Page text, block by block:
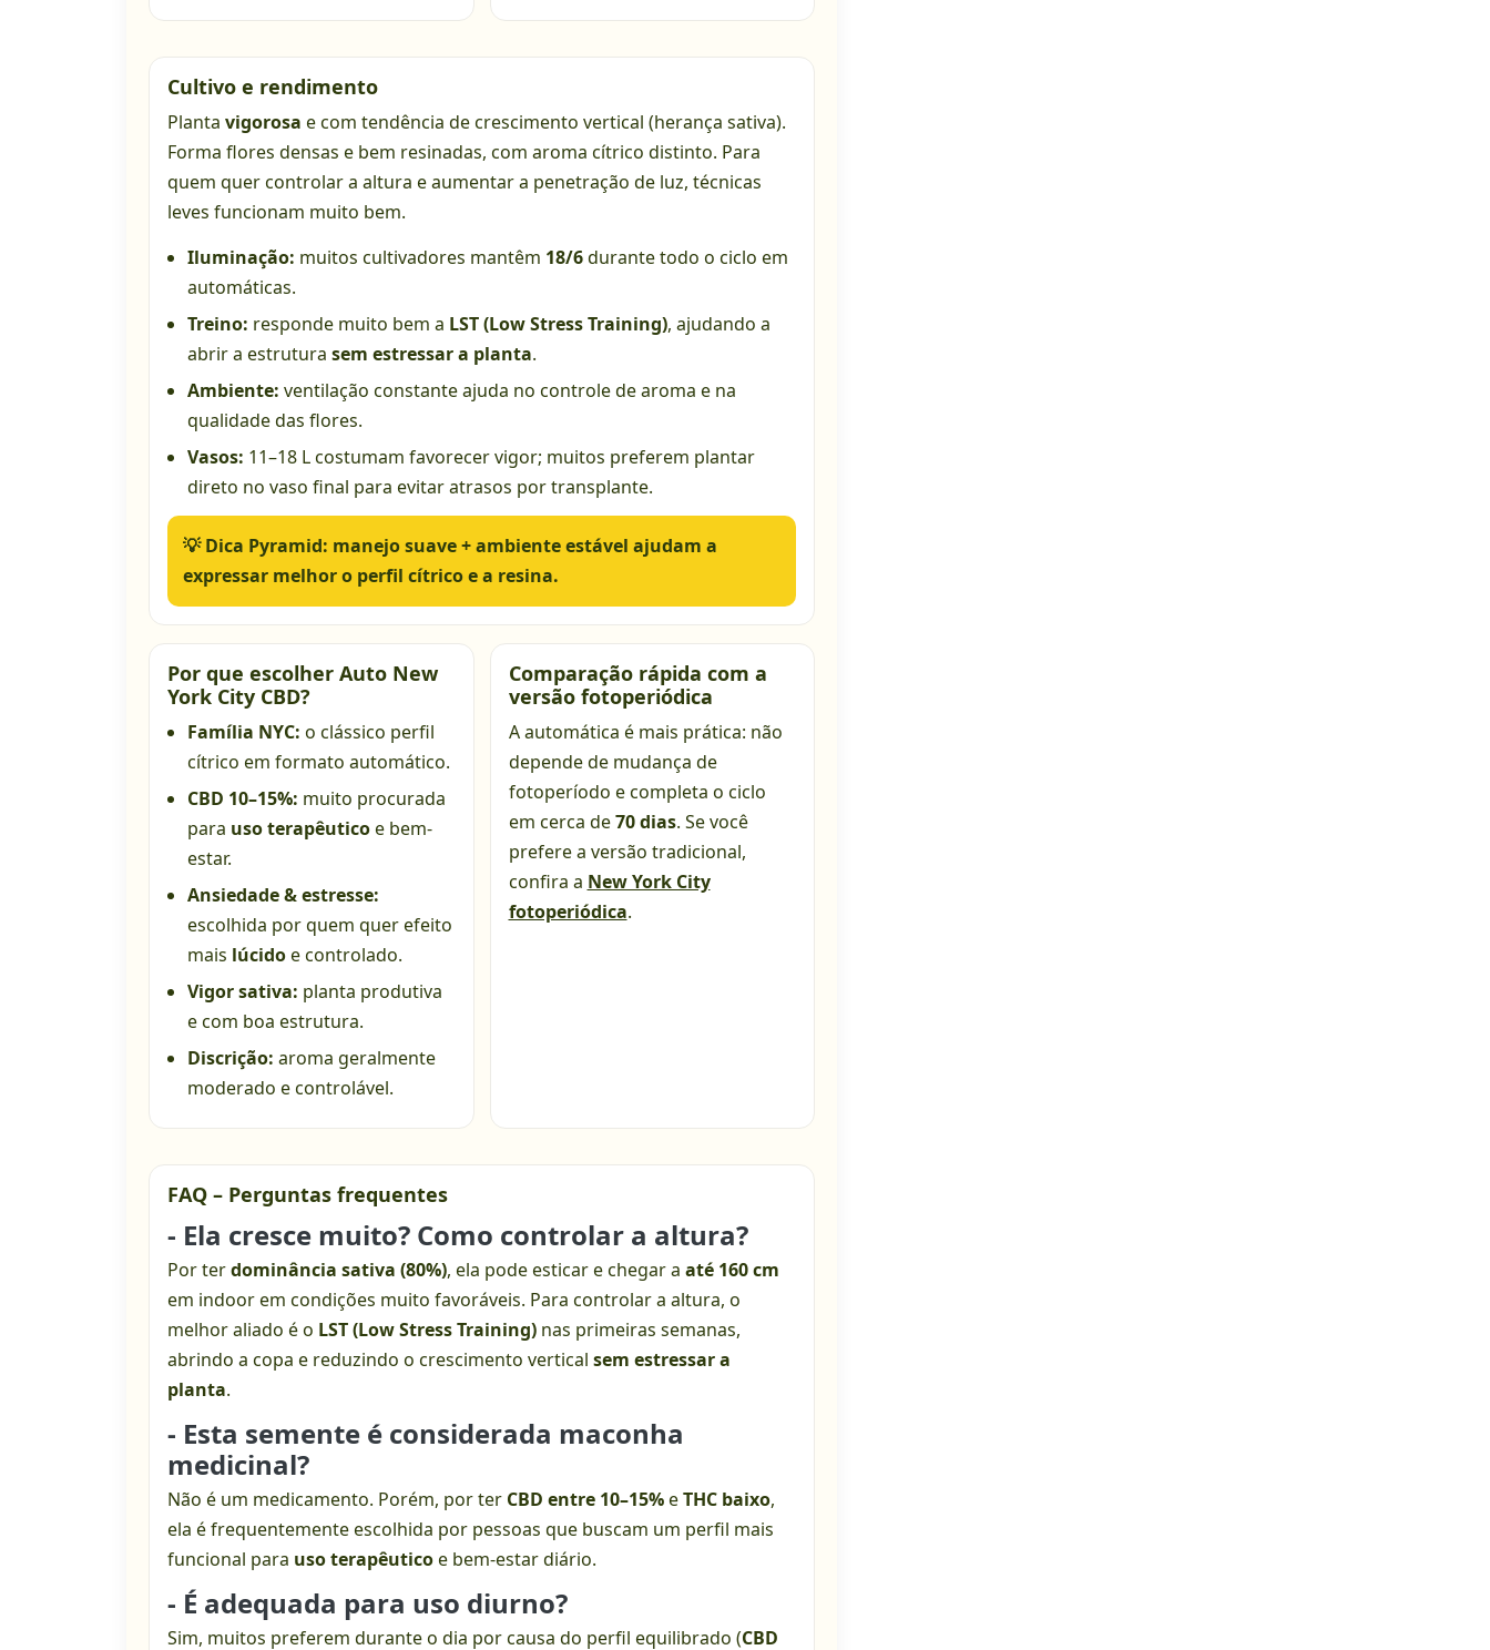
Cultivo e rendimento
Planta vigorosa e com tendência de crescimento vertical (herança sativa).
Forma flores densas e bem resinadas, com aroma cítrico distinto. Para
quem quer controlar a altura e aumentar a penetração de luz, técnicas
leves funcionam muito bem.
Iluminação: muitos cultivadores mantêm 18/6durante todo o ciclo em
automáticas.
Treino: responde muito bem a LST (Low Stress Training), ajudando a
abrir a estrutura sem estressar a planta.
Ambiente: ventilação constante ajuda no controle de aroma e na
qualidade das flores.
Vasos: 11–18 L costumam favorecer vigor; muitos preferem plantar
direto no vaso final para evitar atrasos por transplante.
💡Dica Pyramid: manejo suave + ambiente estável ajudam a
expressar melhor o perfil cítrico e a resina.
Por que escolher Auto New
York City CBD?
Família NYC: o clássico perfil
cítrico em formato automático.
CBD 10–15%: muito procurada
para uso terapêuticoe bem-
estar.
Ansiedade & estresse:
escolhida por quem quer efeito
mais lúcidoe controlado.
Vigor sativa: planta produtiva
e com boa estrutura.
Discrição: aroma geralmente
moderado e controlável.
Comparação rápida com a
versão fotoperiódica
A automática é mais prática: não
depende de mudança de
fotoperíodo e completa o ciclo
em cerca de70 dias. Se você
prefere a versão tradicional,
confira a New York City
fotoperiódica.
FAQ – Perguntas frequentes
- Ela cresce muito? Como controlar a altura?
Por terdominância sativa (80%), ela pode esticar e chegar a até 160 cm
em indoor em condições muito favoráveis. Para controlar a altura, o
melhor aliado é o LST (Low Stress Training) nas primeiras semanas,
abrindo a copa e reduzindo o crescimento vertical sem estressar a
planta.
- Esta semente é considerada maconha
medicinal?
Não é um medicamento. Porém, por ter CBD entre 10–15%eTHC baixo,
ela é frequentemente escolhida por pessoas que buscam um perfil mais
funcional para uso terapêuticoe bem-estar diário.
- É adequada para uso diurno?
Sim, muitos preferem durante o dia por causa do perfil equilibrado (CBD